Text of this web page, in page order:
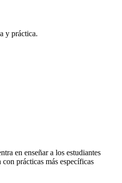
y práctica.
en enseñar a los estudiantes
prácticas más específicas